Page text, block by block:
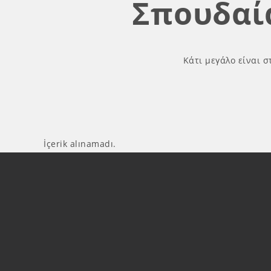
Κάτι μεγάλο είναι
İçerik alınamadı.